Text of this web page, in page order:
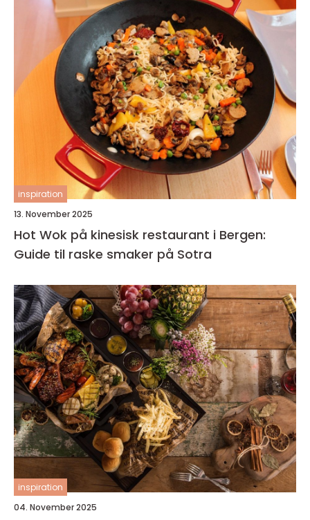
inspiration
13. November 2025
Hot Wok på kinesisk restaurant i Bergen:
Guide til raske smaker på Sotra
inspiration
04. November 2025